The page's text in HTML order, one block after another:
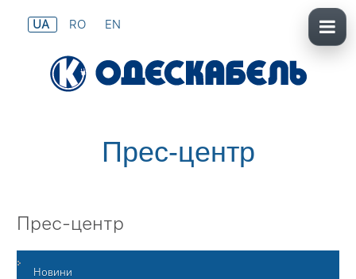
UA RO EN
Прес-центр
Прес-центр
Новини